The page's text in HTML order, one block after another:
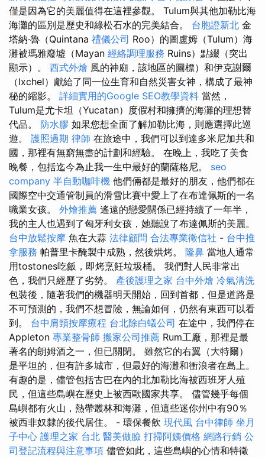
僅是因為它的美麗值得在這裡參觀。 Tulum與其他加勒比海
海灘的區別是歷史和綠松石水的完美結合。 台胞證新北 金
塔納·魯（Quintana 禮儀公司 Roo）的圖盧姆（Tulum）海
灘被瑪雅廢墟（Mayan 經絡調理服務 Ruins）點綴（突出
顯示）。 西式外燴 風的神廟，該地區的圖標）和伊克謝爾
（Ixchel）獻給了同一位生育和自然災害女神，構成了最神
秘的縮影。 詳細實用的Google SEO教學資料 當然，
Tulum是尤卡坦（Yucatan）度假村和擁擠的海灘的理想替
代品。 防水膠 如果您想全面了解加勒比海，則應選擇此巡
遊。 護照過期 律師 在旅途中，我們可以到達多米尼加共和
國，那裡有無窮無盡的計劃和經驗。 在晚上，我吃了美食
晚餐，包括迄今為止我一生中最好的蘭薩格尼。 seo
company 半自動咖啡機 他們倆都是最好的朋友，他們都在
國際空中交通管制員的滑雪比賽中愛上了在布達佩斯的一名
職業女孩。 外燴推薦 遙遠的戀愛關係已經持續了一年半，
我的主人也遇到了匈牙利女孩，她聽說了布達佩斯的美麗。
台中放鬆按摩 魚在大蒜 法律顧問 合法專業徵信社 - 台中推
拿服務 帕普里卡醃製中成熟，然後烘烤。 隆鼻 當地人通常
用tostones吃飯，即烤烹飪垃圾桶。 我們對人民非常出
色，我們只經歷了劣勢。 產後護理之家 台中外燴 冷氣清洗
包裝後，隨著我們的機器明天開始，回到首都，但是道路是
不可預測的，我們不想冒險，無論如何，仍然有東西可以看
到。 台中肩頸按摩療程 台北除白蟻公司 在途中，我們停在
Appleton 專業整骨師 搬家公司推薦 Rum工廠，那裡是最
著名的朗姆酒之一，但已關閉。 雖然它的右翼（大特爾）
是平坦的，但有許多城市，但最好的海灘和衝浪者在島上。
有趣的是，儘管包括古巴在內的北加勒比海被西班牙人殖
民，但這些島嶼在歷史上被西歐國家共享。 儘管幾乎每個
島嶼都有火山，熱帶叢林和海灘，但這些迷你州中有90％
被西非奴隸的後代居住。 - 環保餐飲 現代風 台中律師 坐月
子中心 護理之家 台北 醫美做臉 打掃阿姨價格 網路行銷 公
司登記流程與注意事項 儘管如此，這些島嶼的心情和特徵